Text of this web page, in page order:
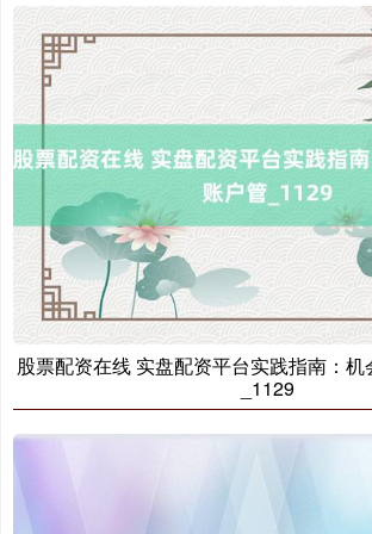
股票配资在线 实盘配资平台实践指南：
_1129